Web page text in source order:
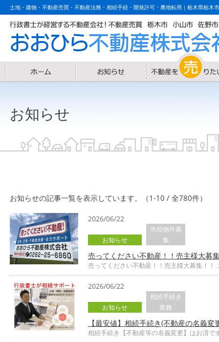
土地・建物・不動産売買・不動産法務・相続手続・開発許可・農地転用｜栃木県栃木
お知らせ
お知らせの記事一覧を表示しています。（1-10 / 全780件）
2026/06/22
お知らせ
売却物件募
集
売ってください不動産！！売主様大募
売ってください不動産！！売主様大募集！
2026/06/22
お知らせ
相続手続き
業務
【最安値】相続手続き(不動産の名義
相続手続き【不動産等の名義変更】はお済